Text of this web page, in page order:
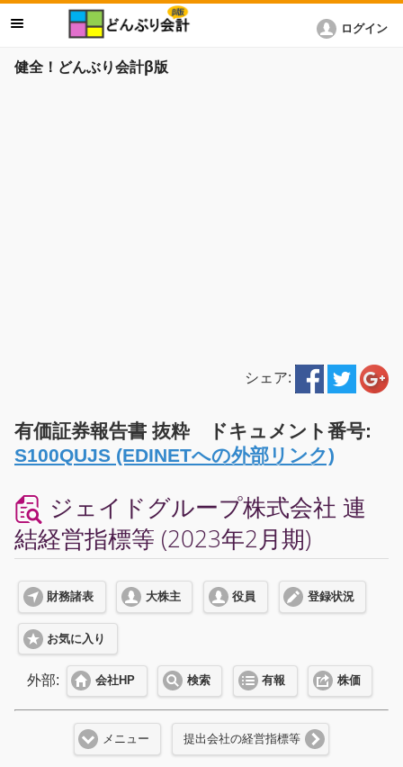
健全！どんぶり会計β版
ログイン
シェア:
有価証券報告書 抜粋 ドキュメント番号:
S100QUJS (EDINETへの外部リンク)
ジェイドグループ株式会社 連
結経営指標等 (2023年2月期)
財務諸表 大株主 役員 登録状況
お気に入り
外部: 会社HP 検索 有報 株価
メニュー 提出会社の経営指標等